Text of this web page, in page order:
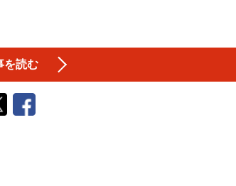
を読む